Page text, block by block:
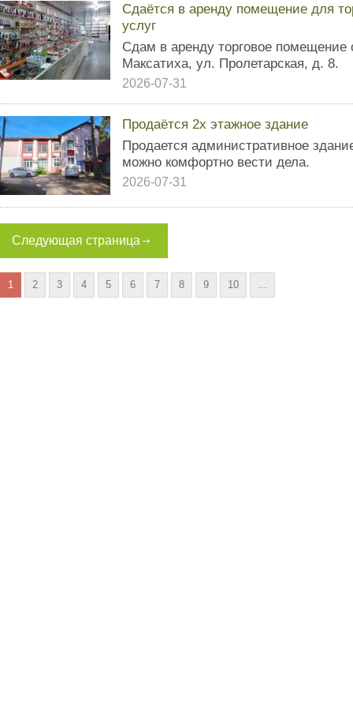
Сдаётся в аренду помещение для
услуг
Сдам в аренду торговое
Максатиха, ул. Пролетарская, д. 8.
2026-07-31
Продаётся 2х этажное здание
Продается административное
можно комфортно вести дела.
2026-07-31
Следующая страница
1 2 3 4 5 6 7 8 9 10 ...